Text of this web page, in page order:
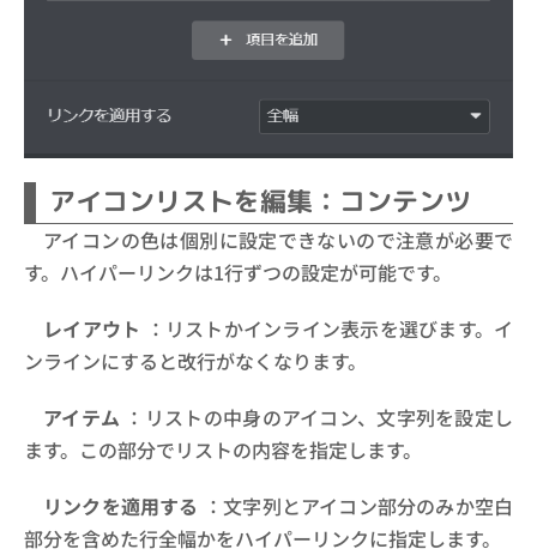
アイコンリストを編集：コンテンツ
アイコンの色は個別に設定できないので注意が必要で
す。ハイパーリンクは1行ずつの設定が可能です。
レイアウト ：リストかインライン表示を選びます。イ
ンラインにすると改行がなくなります。
アイテム ：リストの中身のアイコン、文字列を設定し
ます。この部分でリストの内容を指定します。
リンクを適用する ：文字列とアイコン部分のみか空白
部分を含めた行全幅かをハイパーリンクに指定します。